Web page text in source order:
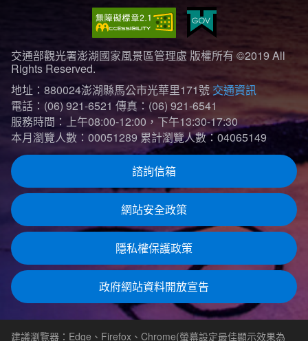
交通部觀光署澎湖國家風景區管理處 版權所有 ©2019 All
Rights Reserved.
地址：880024澎湖縣馬公市光華里171號 交通資訊
電話：(06) 921-6521 傳真：(06) 921-6541
服務時間：上午08:00-12:00，下午13:30-17:30
本月瀏覽人數：00051289 累計瀏覽人數：04065149
諮詢信箱
網站安全政策
隱私權保護政策
政府網站資料開放宣告
建議瀏覽器：Edge、Firefox、Chrome(螢幕設定最佳顯示效果為